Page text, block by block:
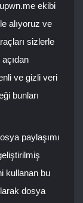
ekibi
alıyoruz ve
sizlerle
ve gizli veri
bunları
paylaşımı
kullanan bu
dosya